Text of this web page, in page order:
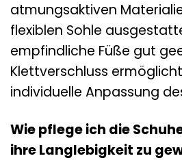
atmungsaktiven
flexiblen Sohle
empfindliche Füße gut
Klettverschluss
individuelle Anpassung
Wie pflege ich die
ihre Langlebigkeit zu